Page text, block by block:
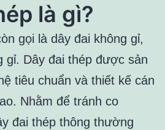
là gì?
gọi là dây đai không gỉ,
gỉ. Dây đai thép được sản
tiêu chuẩn và thiết kế cán
Nhằm để tránh co
đai thép thông thường